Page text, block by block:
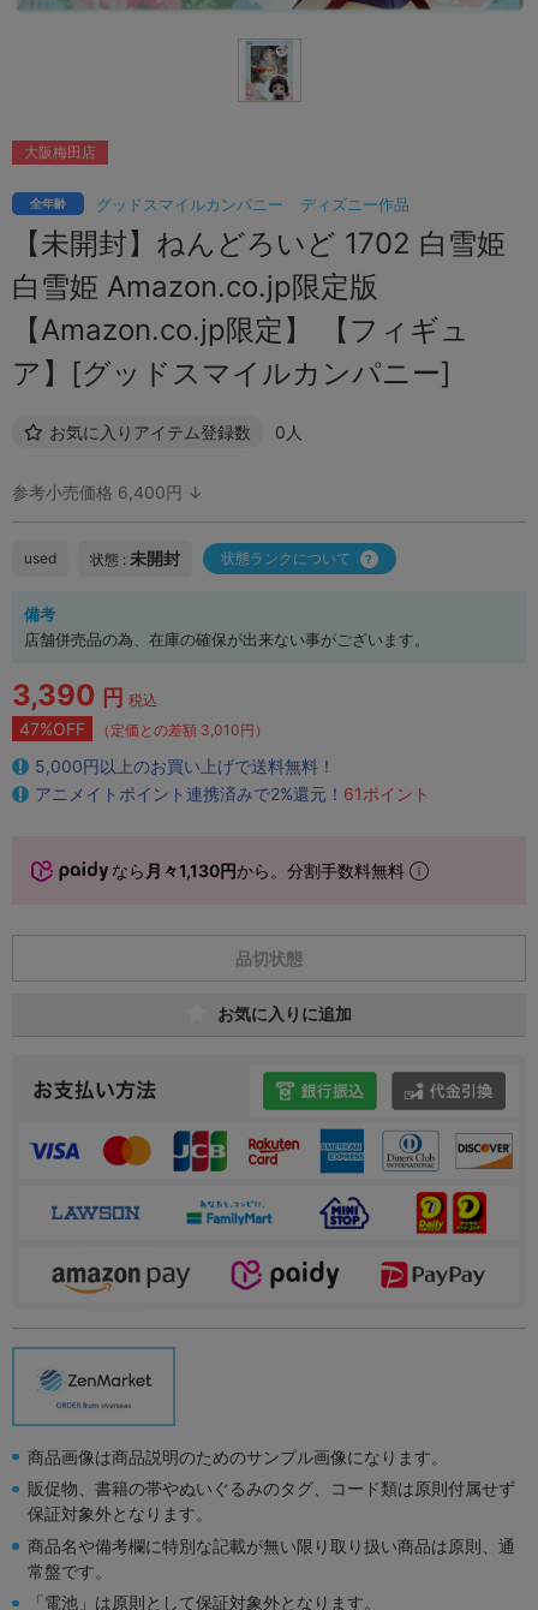
グッドスマイルカンパニー ディズニー作品
全年齢
【未開封】ねんどろいど 1702 白雪姫
白雪姫 Amazon.co.jp限定版
【Amazon.co.jp限定】 【フィギュ
ア】[グッドスマイルカンパニー]
お気に入りアイテム登録数 0人
大阪梅田店
参考小売価格 6,400円 ↓
used 状態 : 未開封 状態ランクについて
備考
店舗併売品の為、在庫の確保が出来ない事がございます。
3,390 円 税込
47%OFF （定価との差額 3,010円）
5,000円以上のお買い上げで送料無料！
アニメイトポイント連携済みで2%還元！ 61ポイント
なら 月々1,130円から。分割手数料無料
品切状態
お気に入りに追加
商品画像は商品説明のためのサンプル画像になります。
販促物、書籍の帯やぬいぐるみのタグ、コード類は原則付属せず
保証対象外となります。
商品名や備考欄に特別な記載が無い限り取り扱い商品は原則、通
常盤です。
「電池」は原則として保証対象外となります。